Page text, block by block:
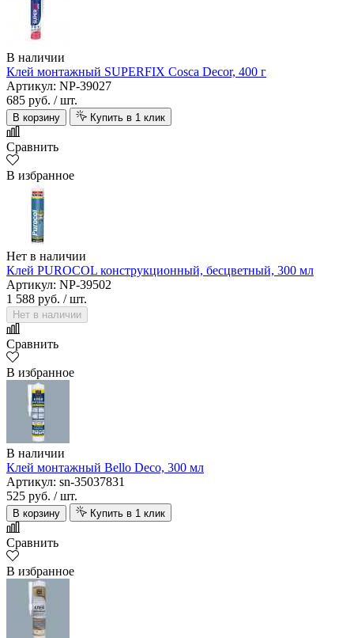
В наличии
Клей монтажный SUPERFIX Cosca Decor, 400 г
Артикул: NP-39027
685 руб. / шт.
В корзину Купить в 1 клик
Сравнить
В избранное
Нет в наличии
Клей PUROCOL конструкционный, бесцветный, 300 мл
Артикул: NP-39502
1 588 руб. / шт.
Нет в наличии
Сравнить
В избранное
В наличии
Клей монтажный Bello Deco, 300 мл
Артикул: sn-35037831
525 руб. / шт.
В корзину Купить в 1 клик
Сравнить
В избранное